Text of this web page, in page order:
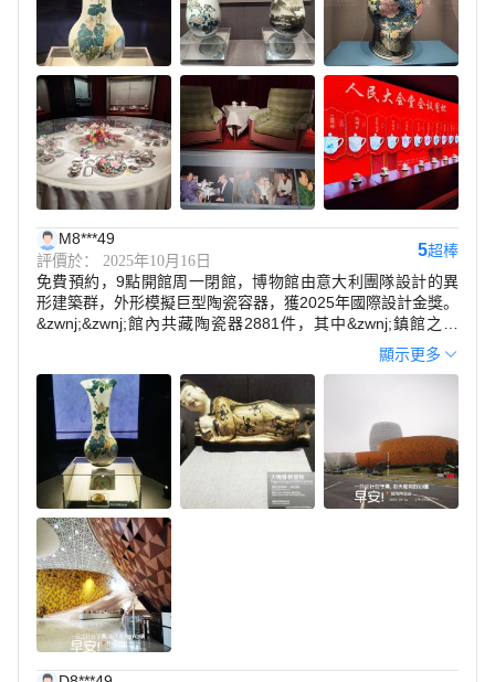
M8***49
評價於： 2025年10月16日
5超棒
免費預約，9點開館周一閉館，博物館由意大利團隊設計的異
形建築群，外形模擬巨型陶瓷容器，獲2025年國際設計金獎。
&zwnj;&zwnj;館內共藏陶瓷器2881件，其中&zwnj;鎮館之寶
&zwnj;，1915年巴拿馬萬博會金獎作品《釉下五彩扁豆雙禽
瓶》，採用失傳的鬥彩工藝製作，現存世僅3件。
&zwnj;&zwnj;天氣好時，外觀拍照很出片。邊上有瓷器口可以
溜達撿漏。
顯示更多